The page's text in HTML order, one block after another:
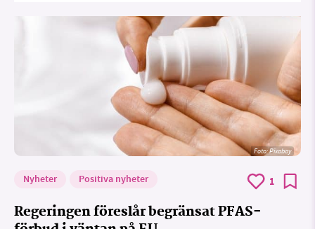
Foto:Pixabay
Nyheter Positiva nyheter 1
Regeringen föreslår begränsat PFAS-